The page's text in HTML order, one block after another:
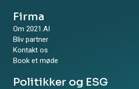
Firma
Om 2021.AI
Bliv partner
Kontakt os
Book et møde
Politikker og ESG